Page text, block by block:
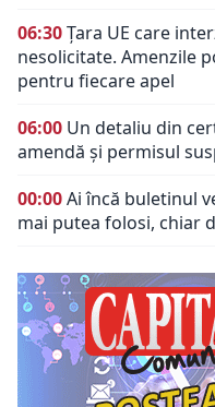
06:30Țara UE care
nesolicitate. Amenzile
pentru fiecare apel
06:00 Un detaliu din
amendă și permisul
00:00Ai încă buletinul
mai putea folosi, chiar